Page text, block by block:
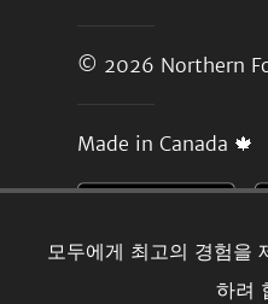
모두에게 최고의 경험을
하려
© 2026 Northern
Made in Canada 🍁